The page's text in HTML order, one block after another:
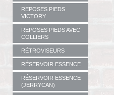
REPOSES PIEDS
VICTORY
REPOSES PIEDS AVEC
COLLIERS
RÉTROVISEURS
RÉSERVOIR ESSENCE
RÉSERVOIR ESSENCE
(JERRYCAN)